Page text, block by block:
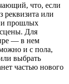
что, если
реквизита или
прошлых
Для
— в нем
и с пола,
выбрать
частью нового